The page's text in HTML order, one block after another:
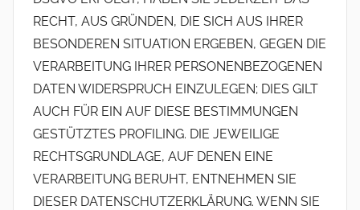
RECHT, AUS GRÜNDEN, DIE SICH AUS IHRER
BESONDEREN SITUATION ERGEBEN, GEGEN DIE
VERARBEITUNG IHRER PERSONENBEZOGENEN
DATEN WIDERSPRUCH EINZULEGEN; DIES GILT
AUCH FÜR EIN AUF DIESE BESTIMMUNGEN
GESTÜTZTES PROFILING. DIE JEWEILIGE
RECHTSGRUNDLAGE, AUF DENEN EINE
VERARBEITUNG BERUHT, ENTNEHMEN SIE
DIESER DATENSCHUTZERKLÄRUNG. WENN SIE